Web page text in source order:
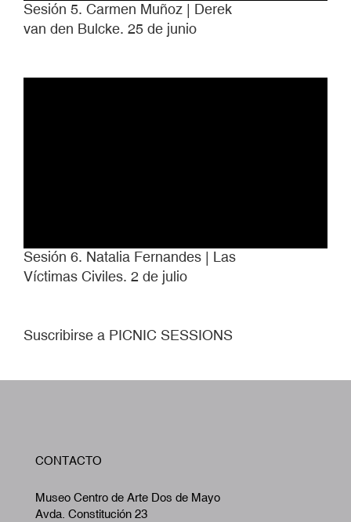
Sesión 5. Carmen Muñoz | Derek
van den Bulcke. 25 de junio
Sesión 6. Natalia Fernandes | Las
Víctimas Civiles. 2 de julio
Suscribirse a PICNIC SESSIONS
CONTACTO
Museo Centro de Arte Dos de Mayo
Avda. Constitución 23